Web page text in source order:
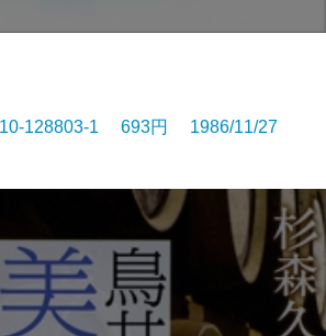
128803-1 693円 1986/11/27